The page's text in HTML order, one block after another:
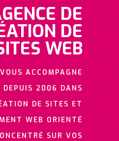
DE
DE
WEB
ACCOMPAGNE
DEPUIS 2006 DANS
DE SITES ET
WEB ORIENTÉ
SUR VOS